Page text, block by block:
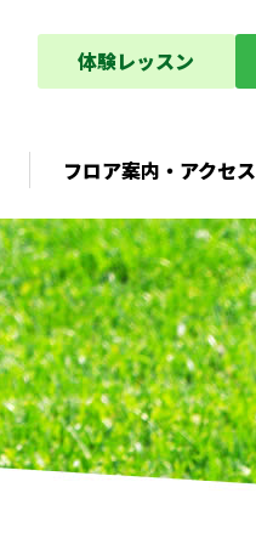
体験レッスン
フロア案内・アクセス
フロア案内
アクセス